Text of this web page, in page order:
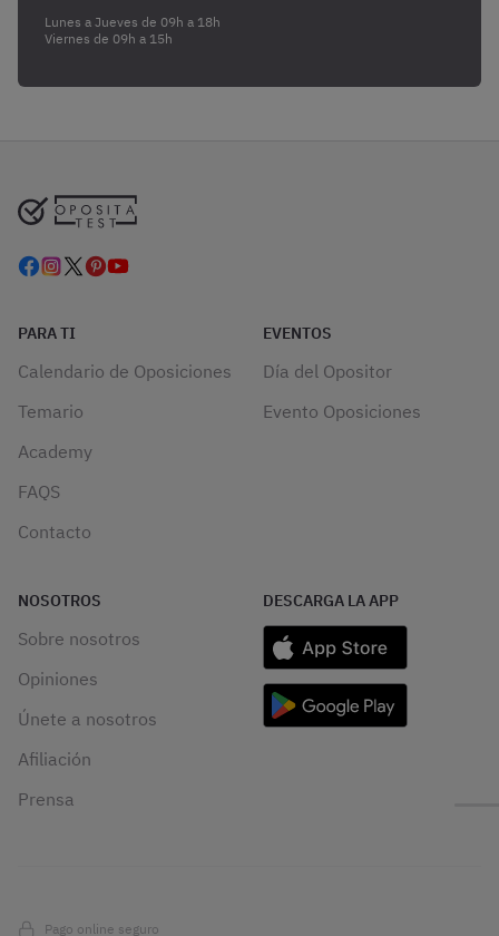
Lunes a Jueves de 09h a 18h
Viernes de 09h a 15h